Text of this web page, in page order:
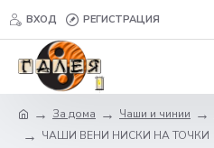
ВХОД РЕГИСТРАЦИЯ
За дома Чаши и чинии
ЧАШИ ВЕНИ НИСКИ НА ТОЧКИ